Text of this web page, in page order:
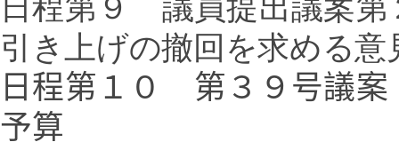
日程第９ 議員提出議案
引き上げの撤回を求める意
日程第１０ 第３９号議
予算